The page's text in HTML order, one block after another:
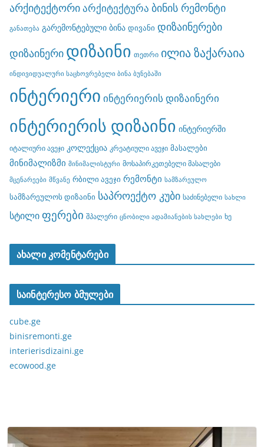
არქიტექტორიარქიტექტურა ბინის რემონტი
განათება გარემონტებული ბინა დივანი დიზაინერები
დიზაინერი დიზაინი თეთრი ილია ზაქარაია
ინდივიდუალური საცხოვრებელი ბინა ბუნებაში
ინტერიერი ინტერიერის დიზაინერი
ინტერიერის დიზაინი ინტერიერში
იტალიური ავეჯი კოლექცია კრეატიული ავეჯი მასალები
მინიმალიზმი მინიმალისტური მოსაპირკეთებელი მასალები
მცენარეები მწვანე რბილი ავეჯი რემონტი სამზარეულო
სამზარეულოს დიზაინი საპროექტო კუბი საძინებელი სახლი
სტილი ფერები შპალერი ცნობილი ადამიანების სახლები ხე
ახალი კომენტარები
საინტერესო ბმულები
cube.ge
binisremonti.ge
interierisdizaini.ge
ecowood.ge